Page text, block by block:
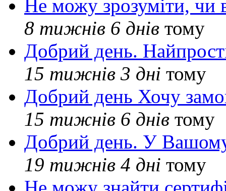
Не можу зрозуміти, чи
8 тижнів 6 днів тому
Добрий день.
15 тижнів 3 дні тому
Добрий день Хочу
15 тижнів 6 днів тому
Добрий день. У Вашому
19 тижнів 4 дні тому